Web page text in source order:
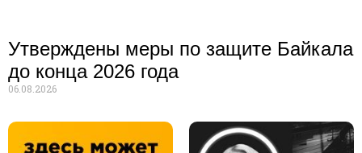
Утверждены меры по защите Байкала
до конца 2026 года
06.08.2026